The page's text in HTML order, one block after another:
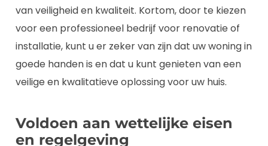
van veiligheid en kwaliteit. Kortom, door te kiezen
voor een professioneel bedrijf voor renovatie of
installatie, kunt u er zeker van zijn dat uw woning in
goede handen is en dat u kunt genieten van een
veilige en kwalitatieve oplossing voor uw huis.
Voldoen aan wettelijke eisen
en regelgeving